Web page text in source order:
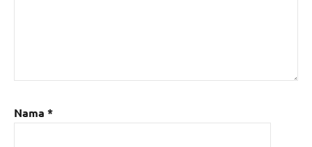
Nama *